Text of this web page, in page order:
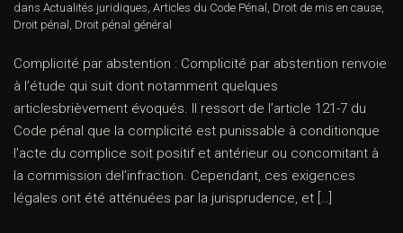
dans Actualités juridiques, Articles du Code Pénal , Droit de mis en cause,
Droit pénal , Droit pénal général
Complicité par abstention : Complicité par abstention renvoie
à l’étude qui suit dont notamment quelques
articlesbrièvement évoqués. Il ressort de l’article 121-7 du
Code pénal que la complicité est punissable à conditionque
l’acte du complice soit positif et antérieur ou concomitant à
la commission del’infraction. Cependant, ces exigences
légales ont été atténuées par la jurisprudence, et […]